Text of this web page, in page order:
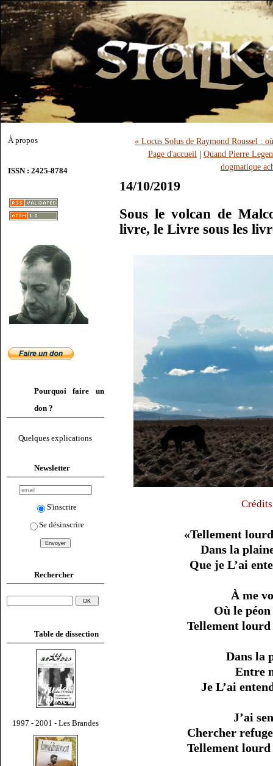
À propos
ISSN : 2425-8784
Pourquoi faire un
don ?
Quelques explications
Newsletter
S'inscrire
Se désinscrire
Rechercher
Table de dissection
1997 - 2001 - Les Brandes
« Locus Solus de Raymond Roussel :
Page d'accueil | Quand Pierre
dogmatique
14/10/2019
Sous le volcan de
livre, le Livre sous les
«Tellement
Dans la
Que je L’ai
À me
Où le
Tellement lourd
Dans la
Entre
Je L’ai
J’ai
Chercher
Tellement lourd